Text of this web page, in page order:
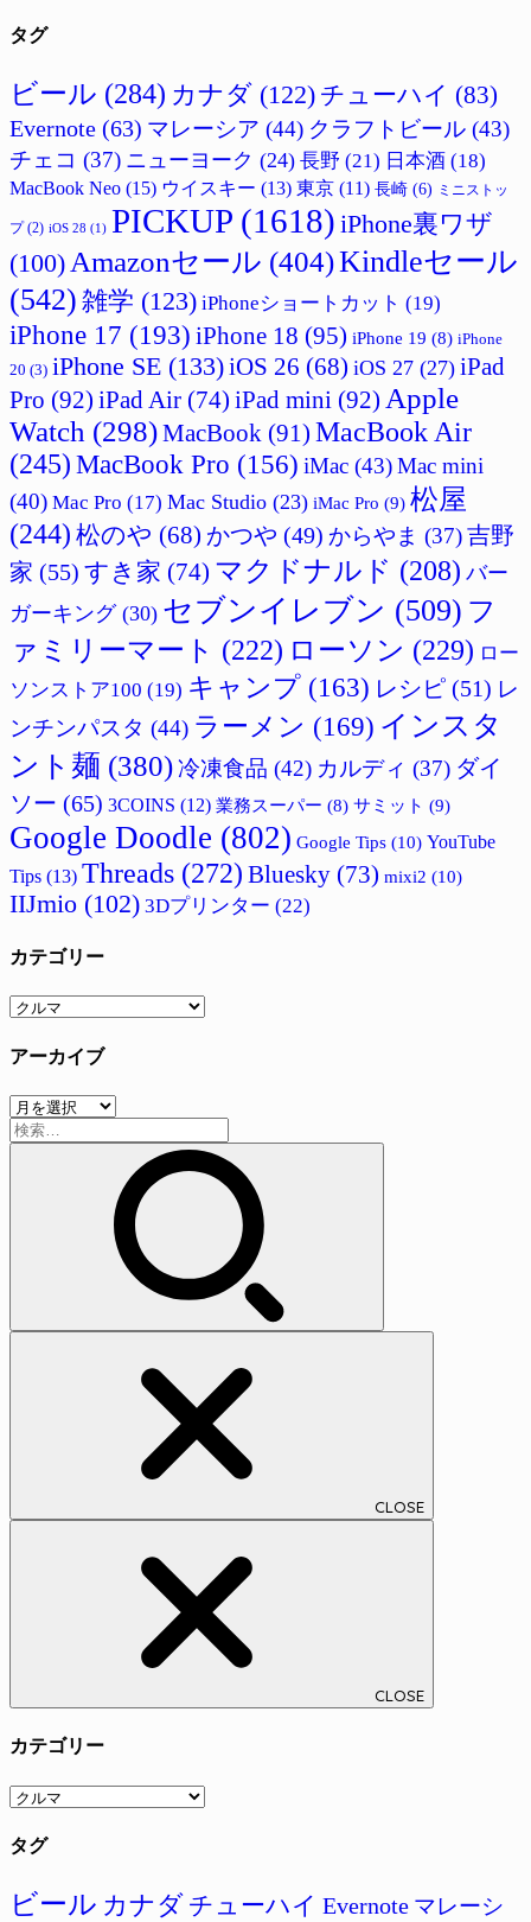
タグ
ビール (284) カナダ (122) チューハイ (83)
Evernote (63) マレーシア (44) クラフトビール (43)
チェコ (37) ニューヨーク (24) 長野 (21) 日本酒 (18)
MacBook Neo (15) ウイスキー (13) 東京 (11) 長崎 (6) ミニストッ
プ(2) iOS 28 (1) PICKUP (1618) iPhone裏ワザ
(100)Amazonセール (404)Kindleセール
(542) 雑学 (123) iPhoneショートカット (19)
iPhone 17 (193) iPhone 18 (95) iPhone 19 (8) iPhone
20 (3) iPhone SE (133)iOS 26 (68) iOS 27 (27) iPad
Pro (92) iPad Air (74) iPad mini (92) Apple
Watch (298)MacBook (91) MacBook Air
(245) MacBook Pro (156) iMac (43)Mac mini
(40) Mac Pro (17) Mac Studio (23) iMac Pro (9) 松屋
(244) 松のや (68) かつや (49) からやま (37)吉野
家 (55) すき家 (74) マクドナルド (208) バー
ガーキング(30) セブンイレブン (509) フ
ァミリーマート (222) ローソン (229) ロー
ソンストア100 (19) キャンプ (163) レシピ (51) レ
ンチンパスタ (44) ラーメン (169) インスタ
ント麺 (380)冷凍食品 (42) カルディ (37) ダイ
ソー (65) 3COINS (12) 業務スーパー (8) サミット (9)
Google Doodle (802) Google Tips (10) YouTube
Tips (13) Threads (272) Bluesky (73) mixi2 (10)
IIJmio (102) 3Dプリンター (22)
カテゴリー
カ
ゴ
ー
アーカイブ
ア
ー
検
索:
CLOSE
CLOSE
カテゴリー
カ
ゴ
ー
タグ
ビール カナダ チューハイ Evernote マレーシ